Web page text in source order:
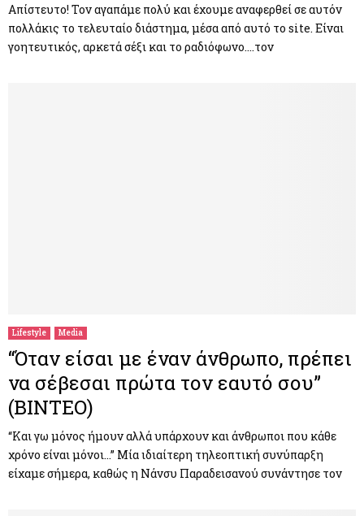
Απίστευτο! Τον αγαπάμε πολύ και έχουμε αναφερθεί σε αυτόν
πολλάκις το τελευταίο διάστημα, μέσα από αυτό το site. Είναι
γοητευτικός, αρκετά σέξι και το ραδιόφωνο….τον
Lifestyle Media
“Όταν είσαι με έναν άνθρωπο, πρέπει
να σέβεσαι πρώτα τον εαυτό σου”
(ΒΙΝΤΕΟ)
“Και γω μόνος ήμουν αλλά υπάρχουν και άνθρωποι που κάθε
χρόνο είναι μόνοι…” Μία ιδιαίτερη τηλεοπτική συνύπαρξη
είχαμε σήμερα, καθώς η Νάνσυ Παραδεισανού συνάντησε τον